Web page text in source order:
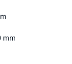
mm